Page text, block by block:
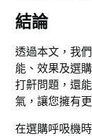
結論
透過本文，我
能、效果及選
打鼾問題，還
氣，讓您擁有
在選購呼吸機